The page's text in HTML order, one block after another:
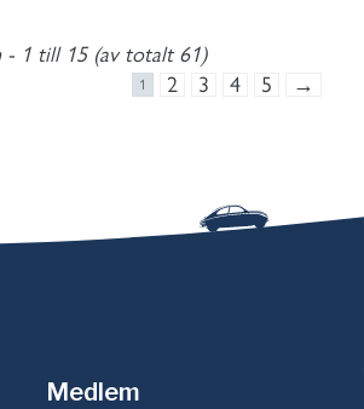
- 1 till 15 (av totalt 61)
1 2 3 4 5 →
Medlem